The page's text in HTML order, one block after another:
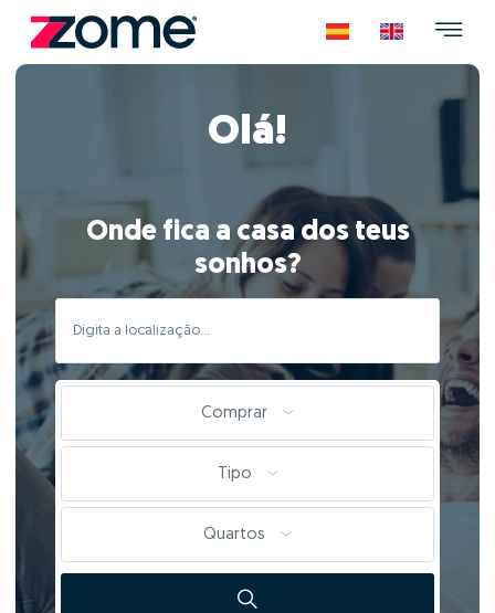
Olá!
Onde fica a casa dos teus
sonhos?
Comprar
Tipo
Quartos